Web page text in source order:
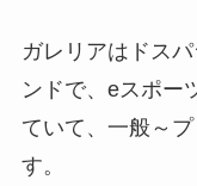
ガレリアはドス
ンドで、eスポー
ていて、一般～
す。